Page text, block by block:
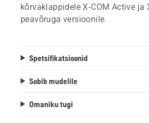
kõrvaklappidele X-COM Active ja
peavõruga versioonile.
Spetsifikatsioonid
Sobib mudelile
Omaniku tugi